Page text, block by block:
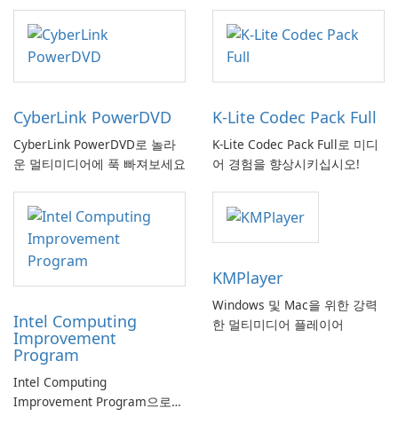
CyberLink PowerDVD
CyberLink PowerDVD로 놀라
운 멀티미디어에 푹 빠져보세요
K-Lite Codec Pack Full
K-Lite Codec Pack Full로 미디
어 경험을 향상시키십시오!
Intel Computing
Improvement
Program
Intel Computing
Improvement Program으로
KMPlayer
Windows 및 Mac을 위한 강력
한 멀티미디어 플레이어